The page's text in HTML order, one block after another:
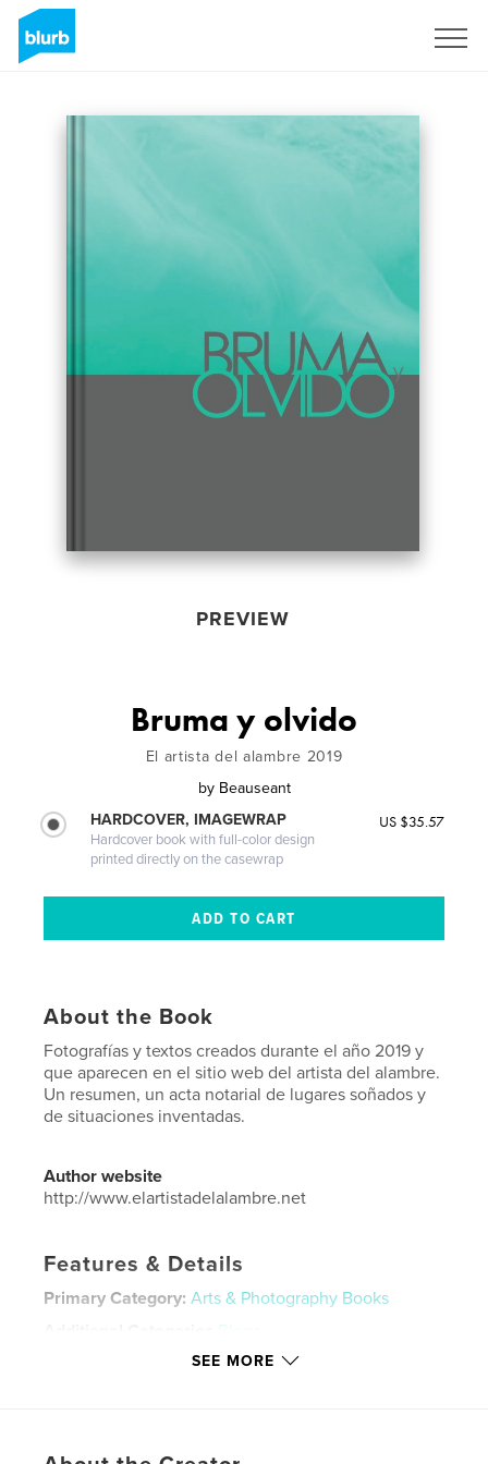
PREVIEW
Bruma y olvido
El artista del alambre 2019
by Beauseant
HARDCOVER, IMAGEWRAP
Hardcover book with full-color design
printed directly on the casewrap
US $35.57
About the Book
Fotografías y textos creados durante el año 2019 y
que aparecen en el sitio web del artista del alambre.
Un resumen, un acta notarial de lugares soñados y
de situaciones inventadas.
Author website
http://www.elartistadelalambre.net
Features & Details
Primary Category: Arts & Photography Books
Blogs
8×10 in, 20×25 cm
SEE MORE